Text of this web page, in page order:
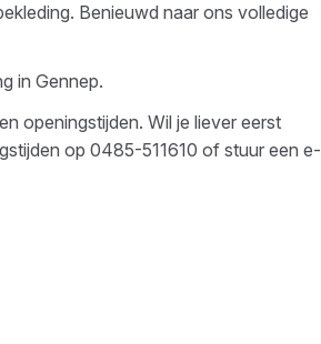
. Benieuwd naar ons volledige
in Gennep.
openingstijden. Wil je liever eerst
op 0485-511610 of stuur een e-